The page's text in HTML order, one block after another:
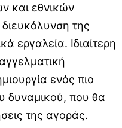
και εθνικών
της
εργαλεία. Ιδιαίτερη
ενός πιο
δυναμικού, που θα
της αγοράς.